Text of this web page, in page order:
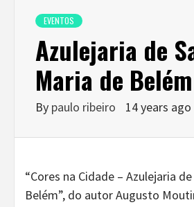
EVENTOS
Azulejaria de
Maria de Belém
By paulo ribeiro 14 years ago
“Cores na Cidade – Azulejaria
Belém”, do autor Augusto